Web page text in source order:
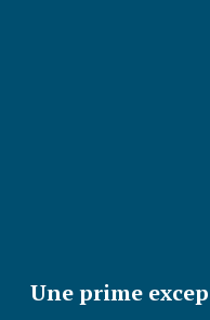
Une prime